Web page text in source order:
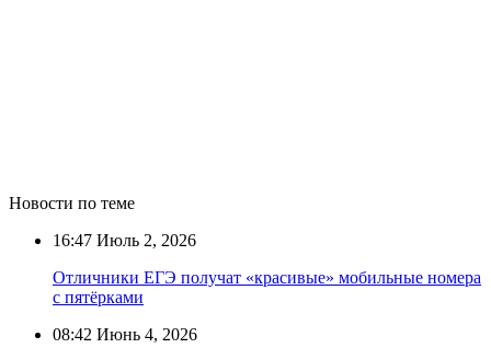
Новости по теме
16:47 Июль 2, 2026
Отличники ЕГЭ получат «красивые» мобильные номера
с пятёрками
08:42 Июнь 4, 2026